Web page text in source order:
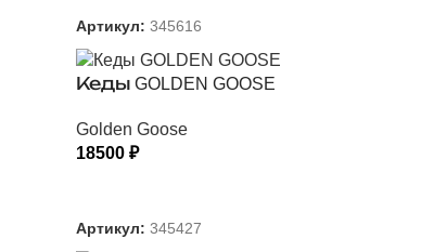
Артикул: 345616
Кеды GOLDEN GOOSE
Golden Goose
18500 ₽
Артикул: 345427